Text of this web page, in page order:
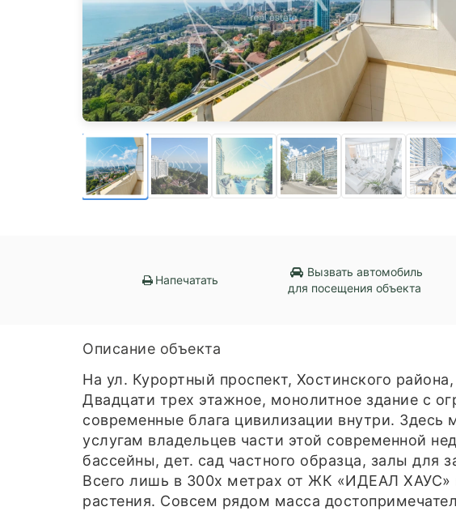
Напечатать
Вызвать автомобиль
для посещения объекта
Описание объекта
На ул. Курортный проспект, Хостинского
Двадцати трех этажное, монолитное здание с
современные блага цивилизации внутри.
услугам владельцев части этой современной
бассейны, дет. сад частного образца, залы для
Всего лишь в 300х метрах от ЖК «ИДЕАЛ ХАУС»
растения. Совсем рядом масса